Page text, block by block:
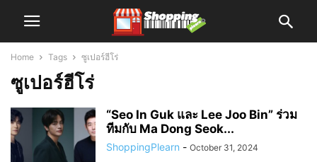
Home Tags ซูเปอร์ฮีโร่
ซูเปอร์ฮีโร่
“Seo In Guk และ Lee Joo Bin” ร่วม
ทีมกับ Ma Dong Seok...
ShoppingPlearn - October 31, 2024